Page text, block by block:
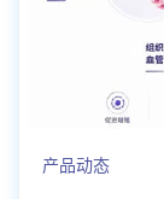
产品动态